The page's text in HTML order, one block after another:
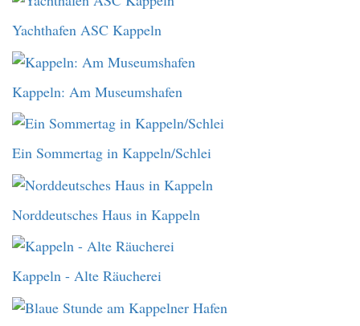
Yachthafen ASC Kappeln
Kappeln: Am Museumshafen
Ein Sommertag in Kappeln/Schlei
Norddeutsches Haus in Kappeln
Kappeln - Alte Räucherei